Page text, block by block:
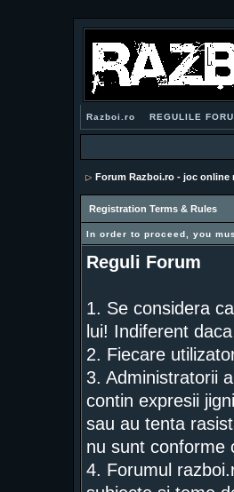
Razboi.ro REGULILE
Forum Razboi.ro - joc online
Registration Terms & Rules
In order to proceed, you
Reguli Forum
1. Se considera
lui! Indiferent
2. Fiecare
3. Administratorii
contin expresii
sau au tenta
nu sunt conforme
4. Forumul